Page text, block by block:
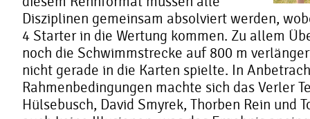
Disziplinen gemeinsam absolviert werden,
4 Starter in die Wertung kommen. Zu allem
noch die Schwimmstrecke auf 800 m
nicht gerade in die Karten spielte. In
Rahmenbedingungen machte sich das Verler
Hülsebusch, David Smyrek, Thorben Rein und